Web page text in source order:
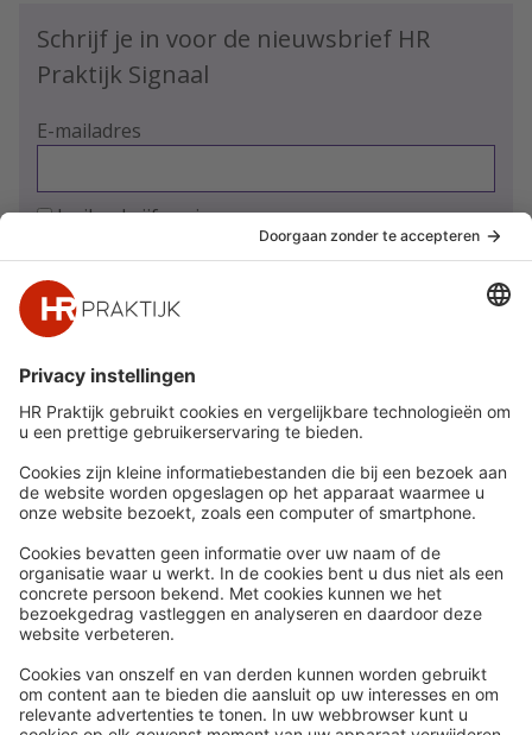
Schrijf je in voor de nieuwsbrief HR
Praktijk Signaal
E-mailadres
Ja, ik schrijf me in
Snel naar
Nieuws
Whitepapers
Webinars
Word lid
Contact
Meer
HR Academy
HR Podcast
CHRO
HR Day
Volg Ons